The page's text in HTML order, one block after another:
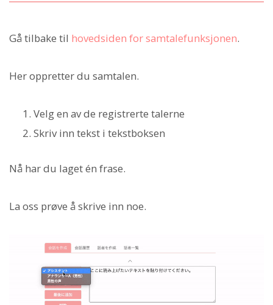
Gå tilbake til hovedsiden for samtalefunksjonen.
Her oppretter du samtalen.
Velg en av de registrerte talerne
Skriv inn tekst i tekstboksen
Nå har du laget én frase.
La oss prøve å skrive inn noe.